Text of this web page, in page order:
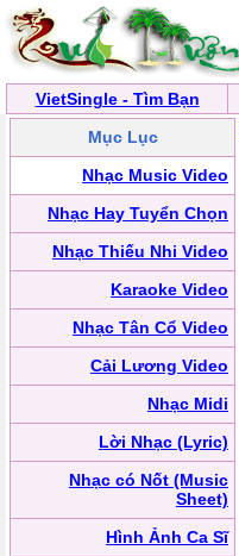
VietSingle - Tìm Bạn
Mục Lục
Nhạc Music Video
Nhạc Hay Tuyển Chọn
Nhạc Thiếu Nhi Video
Karaoke Video
Nhạc Tân Cổ Video
Cải Lương Video
Nhạc Midi
Lời Nhạc (Lyric)
Nhạc có Nốt (Music
Sheet)
Hình Ảnh Ca Sĩ